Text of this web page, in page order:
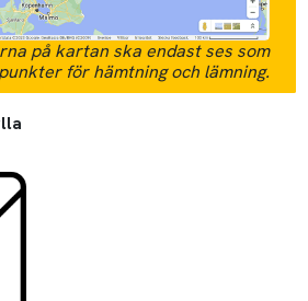
på kartan ska endast ses som
för hämtning och lämning.